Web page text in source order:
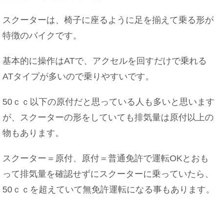
中卒でも結婚できる？女性の学歴と結婚の関係に
ついて
的な柔軟のコツ
スクーターは、椅子に座るように足を揃えて乗る形が
特徴のバイクです。
基本的に操作はATで、アクセルを回すだけで乗れる
ATタイプが多いので乗りやすいです。
50ｃｃ以下の原付だと思っている人も多いと思います
が、スクーターの形をしていても排気量は原付以上の
物もあります。
スクーター＝原付、原付＝普通免許で運転OKとおも
って排気量を確認せずにスクーターに乗っていたら、
50ｃｃを超えていて無免許運転になる事もあります。